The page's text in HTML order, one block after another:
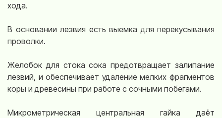
хода.
В основании лезвия есть выемка для перекусывания
проволки.
Желобок для стока сока предотвращает залипание
лезвий, и обеспечивает удаление мелких фрагментов
коры и древесины при работе с сочными побегами.
Микрометрическая центральная гайка даёт